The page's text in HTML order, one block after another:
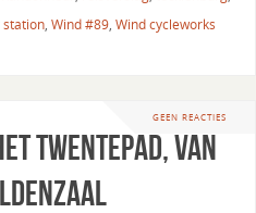
station, Wind #89, Wind cycleworks
GEEN REACTIES
Twentepad, van